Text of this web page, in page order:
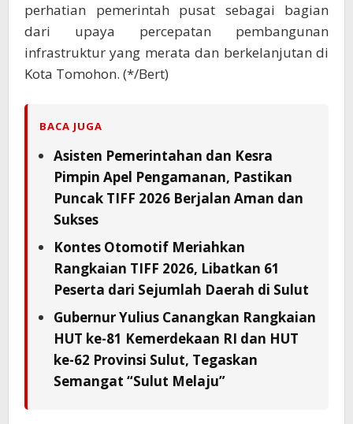
perhatian pemerintah pusat sebagai bagian
dari upaya percepatan pembangunan
infrastruktur yang merata dan berkelanjutan di
Kota Tomohon. (*/Bert)
BACA JUGA
Asisten Pemerintahan dan Kesra
Pimpin Apel Pengamanan, Pastikan
Puncak TIFF 2026 Berjalan Aman dan
Sukses
Kontes Otomotif Meriahkan
Rangkaian TIFF 2026, Libatkan 61
Peserta dari Sejumlah Daerah di Sulut
Gubernur Yulius Canangkan Rangkaian
HUT ke-81 Kemerdekaan RI dan HUT
ke-62 Provinsi Sulut, Tegaskan
Semangat “Sulut Melaju”